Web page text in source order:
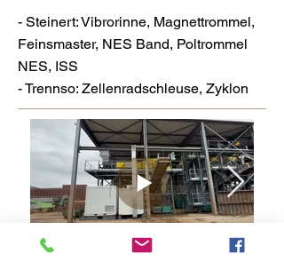
- Steinert: Vibrorinne, Magnettrommel,
Feinsmaster, NES Band, Poltrommel
NES, ISS
- Trennso: Zellenradschleuse, Zyklon